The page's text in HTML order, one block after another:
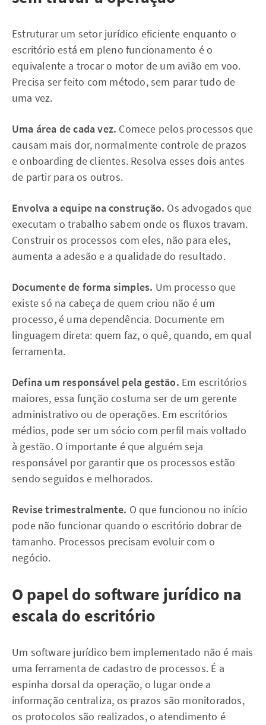
Estruturar um setor jurídico eficiente enquanto o
escritório está em pleno funcionamento é o
equivalente a trocar o motor de um avião em voo.
Precisa ser feito com método, sem parar tudo de
uma vez.
Uma área de cada vez. Comece pelos processos que
causam mais dor, normalmente controle de prazos
e onboarding de clientes. Resolva esses dois antes
de partir para os outros.
Envolva a equipe na construção. Os advogados que
executam o trabalho sabem onde os fluxos travam.
Construir os processos com eles, não para eles,
aumenta a adesão e a qualidade do resultado.
Documente de forma simples. Um processo que
existe só na cabeça de quem criou não é um
processo, é uma dependência. Documente em
linguagem direta: quem faz, o quê, quando, em qual
ferramenta.
Defina um responsável pela gestão. Em escritórios
maiores, essa função costuma ser de um gerente
administrativo ou de operações. Em escritórios
médios, pode ser um sócio com perfil mais voltado
à gestão. O importante é que alguém seja
responsável por garantir que os processos estão
sendo seguidos e melhorados.
Revise trimestralmente. O que funcionou no início
pode não funcionar quando o escritório dobrar de
tamanho. Processos precisam evoluir com o
negócio.
O papel do software jurídico na
escala do escritório
Um software jurídico bem implementado não é mais
uma ferramenta de cadastro de processos. É a
espinha dorsal da operação, o lugar onde a
informação centraliza, os prazos são monitorados,
os protocolos são realizados, o atendimento é